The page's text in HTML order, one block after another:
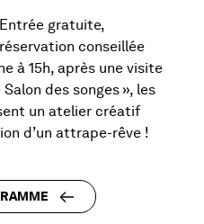
Entrée gratuite,
réservation conseillée
à 15h, après une visite
des songes », les
un atelier créatif
d’un attrape-rêve !